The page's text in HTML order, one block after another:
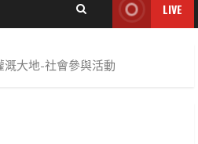
LIVE
大地-社會參與活動